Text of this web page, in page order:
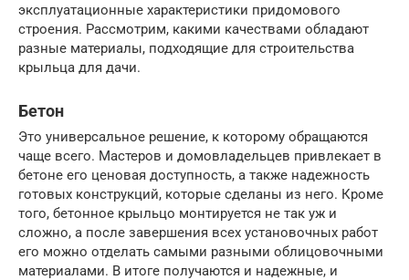
эксплуатационные характеристики придомового
строения. Рассмотрим, какими качествами обладают
разные материалы, подходящие для строительства
крыльца для дачи.
Бетон
Это универсальное решение, к которому обращаются
чаще всего. Мастеров и домовладельцев привлекает в
бетоне его ценовая доступность, а также надежность
готовых конструкций, которые сделаны из него. Кроме
того, бетонное крыльцо монтируется не так уж и
сложно, а после завершения всех установочных работ
его можно отделать самыми разными облицовочными
материалами. В итоге получаются и надежные, и